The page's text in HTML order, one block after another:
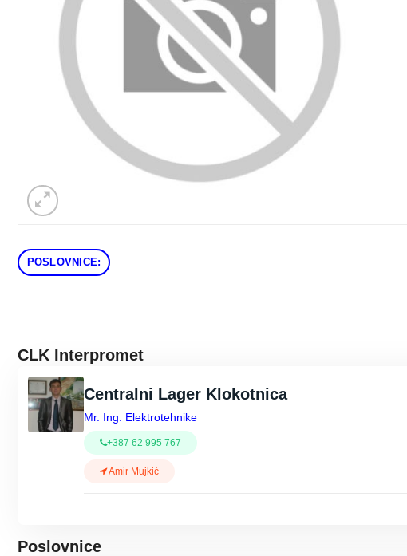
POSLOVNICE:
CLK Interpromet
Centralni Lager Klokotnica
Mr. Ing. Elektrotehnike
+387 62 995 767
Amir Mujkić
Poslovnice